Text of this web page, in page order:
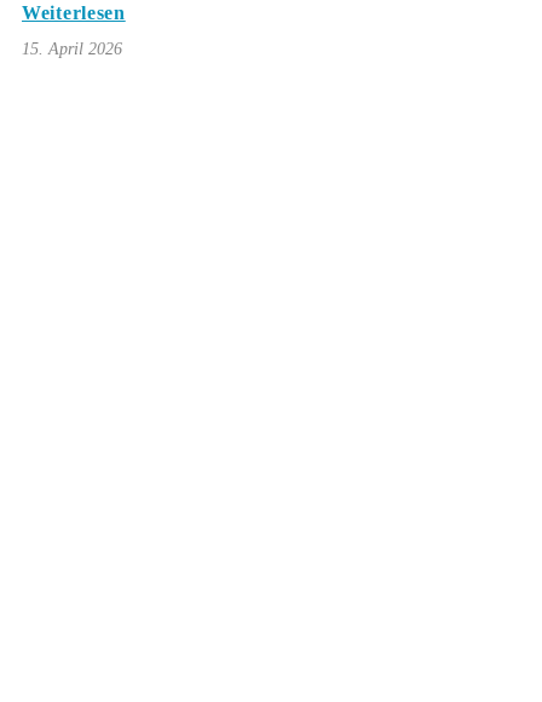
Weiterlesen
15. April 2026